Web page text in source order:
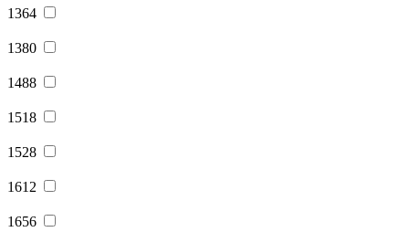
1364
1380
1488
1518
1528
1612
1656